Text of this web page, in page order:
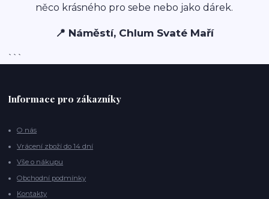
něco krásného pro sebe nebo jako dárek.
📍 Náměstí, Chlum Svaté Maří
```
Informace pro zákazníky
O nás
Vrácení zboží do 14 dní
Vše o nákupu
Obchodní podmínky
Kontakty